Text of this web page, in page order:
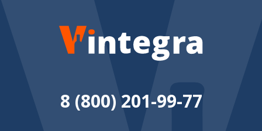
8 (800) 201-99-77